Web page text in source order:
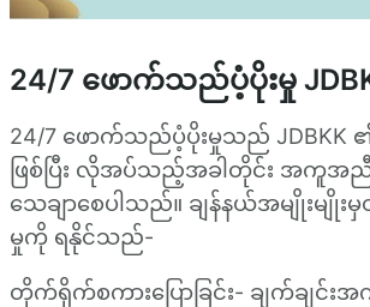
24/7 ဖောက်သည်ပံ့ပိုးမှု
24/7 ဖောက်သည်ပံ့ပိုးမှုသည် JDBKK
ဖြစ်ပြီး လိုအပ်သည့်အခါတိုင်း အကူအညီ
သေချာစေပါသည်။ ချန်နယ်အမျိုးမျိုး
မှုကို ရနိုင်သည်-
တိုက်ရိုက်စကားပြောခြင်း- ချက်ချင်